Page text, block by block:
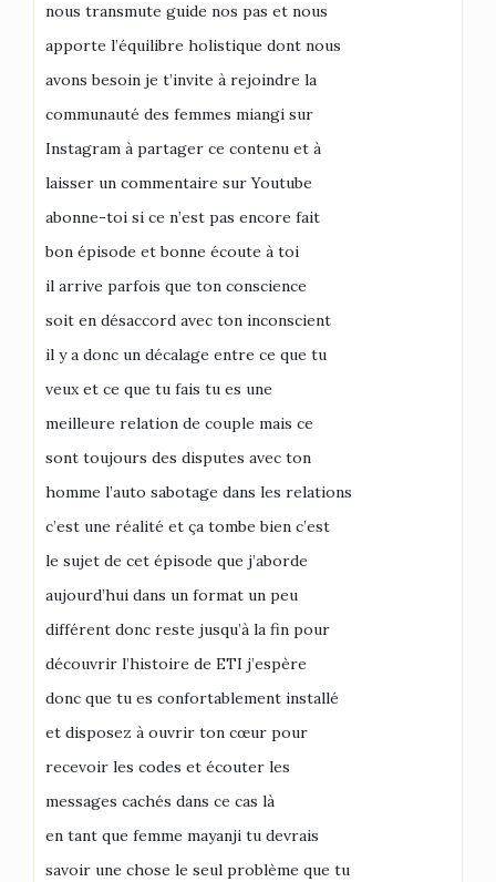
nous transmute guide nos pas et nous
apporte l’équilibre holistique dont nous
avons besoin je t’invite à rejoindre la
communauté des femmes miangi sur
Instagram à partager ce contenu et à
laisser un commentaire sur Youtube
abonne-toi si ce n’est pas encore fait
bon épisode et bonne écoute à toi
il arrive parfois que ton conscience
soit en désaccord avec ton inconscient
il y a donc un décalage entre ce que tu
veux et ce que tu fais tu es une
meilleure relation de couple mais ce
sont toujours des disputes avec ton
homme l’auto sabotage dans les relations
c’est une réalité et ça tombe bien c’est
le sujet de cet épisode que j’aborde
aujourd’hui dans un format un peu
différent donc reste jusqu’à la fin pour
découvrir l’histoire de ETI j’espère
donc que tu es confortablement installé
et disposez à ouvrir ton cœur pour
recevoir les codes et écouter les
messages cachés dans ce cas là
en tant que femme mayanji tu devrais
savoir une chose le seul problème que tu